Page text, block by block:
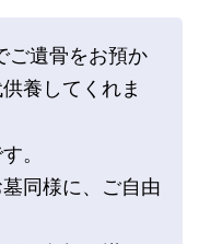
ご遺骨をお預か
養してくれま
。
同様に、ご自由